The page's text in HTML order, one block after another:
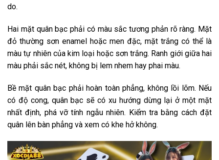
do.
Hai mặt quân bạc phải có màu sắc tương phản rõ ràng. Mặt
đỏ thường sơn enamel hoặc men đặc, mặt trắng có thể là
màu tự nhiên của kim loại hoặc sơn trắng. Ranh giới giữa hai
màu phải sắc nét, không bị lem nhem hay phai màu.
Bề mặt quân bạc phải hoàn toàn phẳng, không lồi lõm. Nếu
có độ cong, quân bạc sẽ có xu hướng dừng lại ở một mặt
nhất định, phá vỡ tính ngẫu nhiên. Kiểm tra bằng cách đặt
quân lên bàn phẳng và xem có khe hở không.